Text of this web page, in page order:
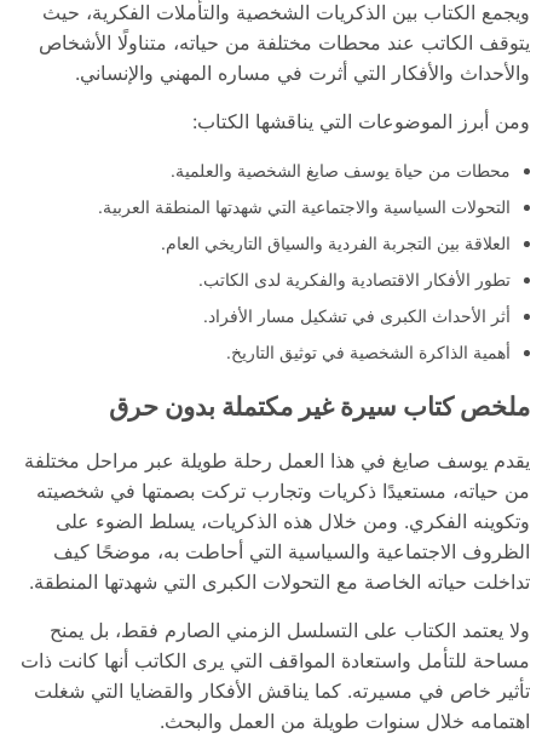
ويجمع الكتاب بين الذكريات الشخصية والتأملات الفكرية، حيث
يتوقف الكاتب عند محطات مختلفة من حياته، متناولًا الأشخاص
والأحداث والأفكار التي أثرت في مساره المهني والإنساني.
ومن أبرز الموضوعات التي يناقشها الكتاب:
محطات من حياة يوسف صايغ الشخصية والعلمية.
التحولات السياسية والاجتماعية التي شهدتها المنطقة العربية.
العلاقة بين التجربة الفردية والسياق التاريخي العام.
تطور الأفكار الاقتصادية والفكرية لدى الكاتب.
أثر الأحداث الكبرى في تشكيل مسار الأفراد.
أهمية الذاكرة الشخصية في توثيق التاريخ.
ملخص كتاب سيرة غير مكتملة بدون حرق
يقدم يوسف صايغ في هذا العمل رحلة طويلة عبر مراحل مختلفة
من حياته، مستعيدًا ذكريات وتجارب تركت بصمتها في شخصيته
وتكوينه الفكري. ومن خلال هذه الذكريات، يسلط الضوء على
الظروف الاجتماعية والسياسية التي أحاطت به، موضحًا كيف
تداخلت حياته الخاصة مع التحولات الكبرى التي شهدتها المنطقة.
ولا يعتمد الكتاب على التسلسل الزمني الصارم فقط، بل يمنح
مساحة للتأمل واستعادة المواقف التي يرى الكاتب أنها كانت ذات
تأثير خاص في مسيرته. كما يناقش الأفكار والقضايا التي شغلت
اهتمامه خلال سنوات طويلة من العمل والبحث.